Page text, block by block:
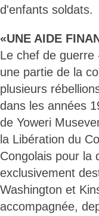
d'enfants soldats.
«UNE AIDE
Le chef de guerre
une partie de la
plusieurs
dans les années
de Yoweri
la Libération du
Congolais pour la
exclusivement
Washington et
accompagnée,